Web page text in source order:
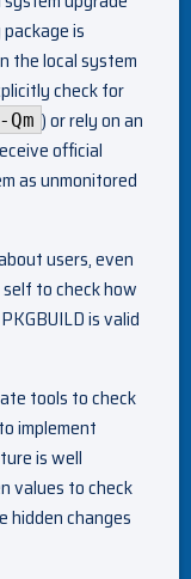
is
the local system
check for
) or rely on an
official
as unmonitored
users, even
to check how
is valid
tools to check
implement
is well
values to check
hidden changes